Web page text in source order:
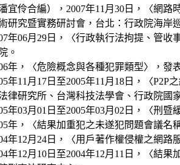
宜伶合編），2007年11月30日，〈網
研究暨實務研討會，台北：行政院海岸
年06月29日，〈行政執行法拘提、管
。
年，〈危險概念與各種犯罪類型〉，
年11月17日至2005年11月18日，〈
律研究所、台灣科技法學會、行政院國
年03月01日至2005年03月02日，〈刑
年，〈結果加重犯之未遂犯問題會議
年12月24日，〈用戶著作權侵權之網
年12月10日至2004年12月11日，〈結